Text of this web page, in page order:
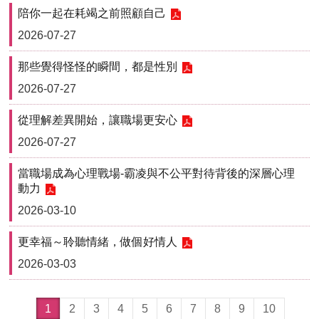
陪你一起在耗竭之前照顧自己
2026-07-27
那些覺得怪怪的瞬間，都是性別
2026-07-27
從理解差異開始，讓職場更安心
2026-07-27
當職場成為心理戰場-霸凌與不公平對待背後的深層心理
動力
2026-03-10
更幸福～聆聽情緒，做個好情人
2026-03-03
1 2 3 4 5 6 7 8 9 10